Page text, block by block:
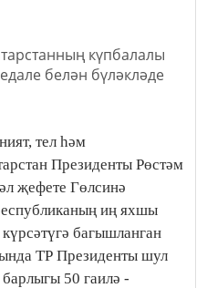
тел һәм
Президенты Рөстәм
җефете Гөлсинә
иң яхшы
багышланган
ТР Президенты шул
50 гаилә -